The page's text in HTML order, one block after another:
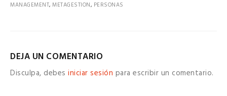
MANAGEMENT, METAGESTION, PERSONAS
DEJA UN COMENTARIO
Disculpa, debes iniciar sesión para escribir un comentario.